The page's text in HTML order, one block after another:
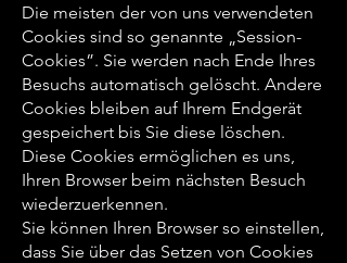
Die meisten der von uns verwendeten
Cookies sind so genannte „Session-
Cookies”. Sie werden nach Ende Ihres
Besuchs automatisch gelöscht. Andere
Cookies bleiben auf Ihrem Endgerät
gespeichert bis Sie diese löschen.
Diese Cookies ermöglichen es uns,
Ihren Browser beim nächsten Besuch
wiederzuerkennen.
Sie können Ihren Browser so einstellen,
dass Sie über das Setzen von Cookies